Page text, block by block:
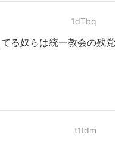
1dTbq
る奴らは統一教会の残党
t1Idm